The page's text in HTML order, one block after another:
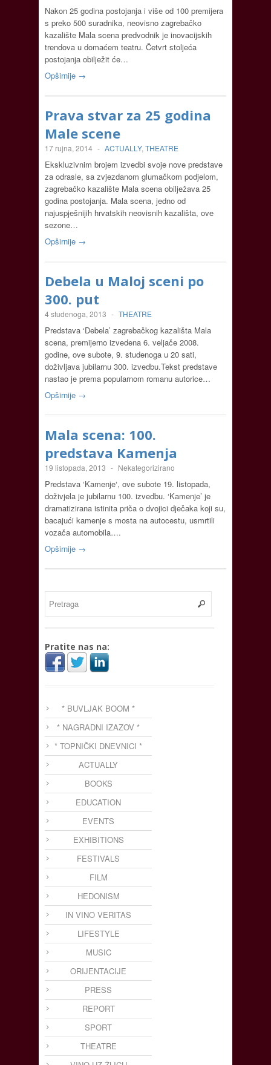
Nakon 25 godina postojanja i više od 100 premijera
s preko 500 suradnika, neovisno zagrebačko
kazalište Mala scena predvodnik je inovacijskih
trendova u domaćem teatru. Četvrt stoljeća
postojanja obilježit će…
Opširnije →
Prava stvar za 25 godina
Male scene
17 rujna, 2014 - ACTUALLY, THEATRE
Ekskluzivnim brojem izvedbi svoje nove predstave
za odrasle, sa zvjezdanom glumačkom podjelom,
zagrebačko kazalište Mala scena obilježava 25
godina postojanja. Mala scena, jedno od
najuspješnijih hrvatskih neovisnih kazališta, ove
sezone…
Opširnije →
Debela u Maloj sceni po
300. put
4 studenoga, 2013 - THEATRE
Predstava ‘Debela’ zagrebačkog kazališta Mala
scena, premijerno izvedena 6. veljače 2008.
godine, ove subote, 9. studenoga u 20 sati,
doživljava jubilarnu 300. izvedbu.Tekst predstave
nastao je prema popularnom romanu autorice…
Opširnije →
Mala scena: 100.
predstava Kamenja
19 listopada, 2013 - Nekategorizirano
Predstava ‘Kamenje‘, ove subote 19. listopada,
doživjela je jubilarnu 100. izvedbu. ‘Kamenje’ je
dramatizirana istinita priča o dvojici dječaka koji su,
bacajući kamenje s mosta na autocestu, usmrtili
vozača automobila….
Opširnije →
Pratite nas na:
* BUVLJAK BOOM *
* NAGRADNI IZAZOV *
* TOPNIČKI DNEVNICI *
ACTUALLY
BOOKS
EDUCATION
EVENTS
EXHIBITIONS
FESTIVALS
FILM
HEDONISM
IN VINO VERITAS
LIFESTYLE
MUSIC
ORIJENTACIJE
PRESS
REPORT
SPORT
THEATRE